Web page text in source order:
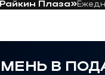
Плаза»
Галстуки
В